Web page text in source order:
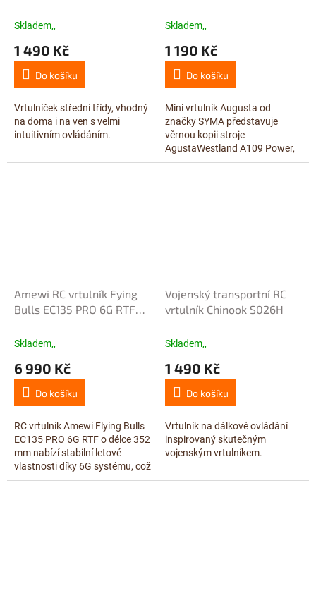
Skladem,,
1 490 Kč
Do košíku
Vrtulníček střední třídy, vhodný
na doma i na ven s velmi
intuitivním ovládáním.
Skladem,,
1 190 Kč
Do košíku
Mini vrtulník Augusta od
značky SYMA představuje
věrnou kopii stroje
AgustaWestland A109 Power,
která je ideální pro létání v
Amewi RC vrtulník Fying
Bulls EC135 PRO 6G RTF
Skladem,,
6 990 Kč
Do košíku
RC vrtulník Amewi Flying Bulls
EC135 PRO 6G RTF o délce 352
mm nabízí stabilní letové
vlastnosti díky 6G systému, což
z něj dělá ideální volbu pro
Vojenský transportní RC
vrtulník Chinook S026H
Skladem,,
1 490 Kč
Do košíku
Vrtulník na dálkové ovládání
inspirovaný skutečným
vojenským vrtulníkem.